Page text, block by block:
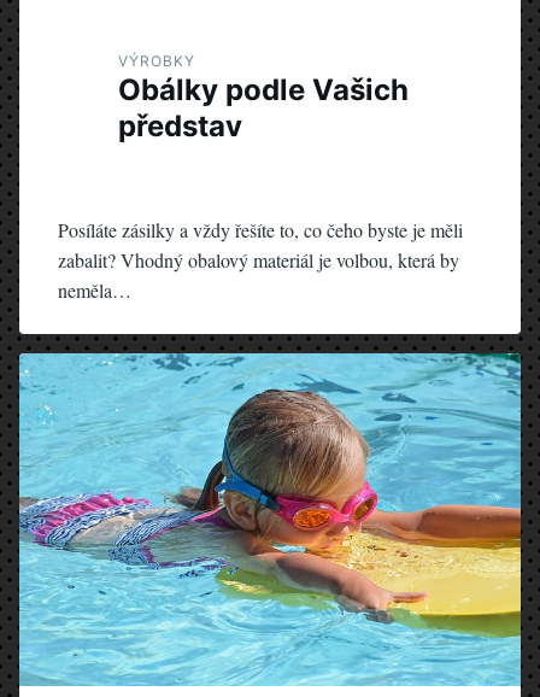
VÝROBKY
Obálky podle Vašich
představ
Posíláte zásilky a vždy řešíte to, co čeho byste je měli
zabalit? Vhodný obalový materiál je volbou, která by
neměla…